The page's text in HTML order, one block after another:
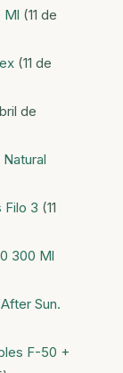
Ml (11 de
(11 de
de
Filo 3 (11
300 Ml
Sun.
F-50 +